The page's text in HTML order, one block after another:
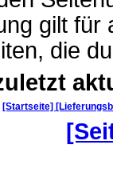
gilt
die
[Startseite]